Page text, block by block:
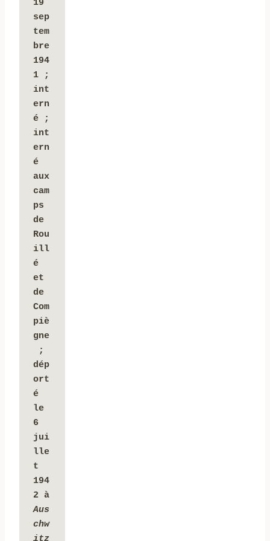
19
sep
tem
bre
194
1 ;
int
ern
é ;
int
ern
é
aux
cam
ps
de
Rou
ill
é
et
de
Com
piè
gne
;
dép
ort
é
le
6
jui
lle
t
194
2 à
Aus
chw
itz